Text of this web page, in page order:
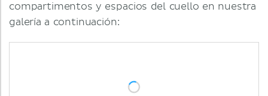
compartimentos y espacios del cuello en nuestra
galería a continuación: